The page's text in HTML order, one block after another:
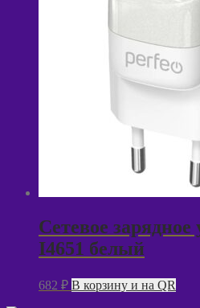
Сетевое зарядное
I4651 белый
682 ₽ В корзину и на QR